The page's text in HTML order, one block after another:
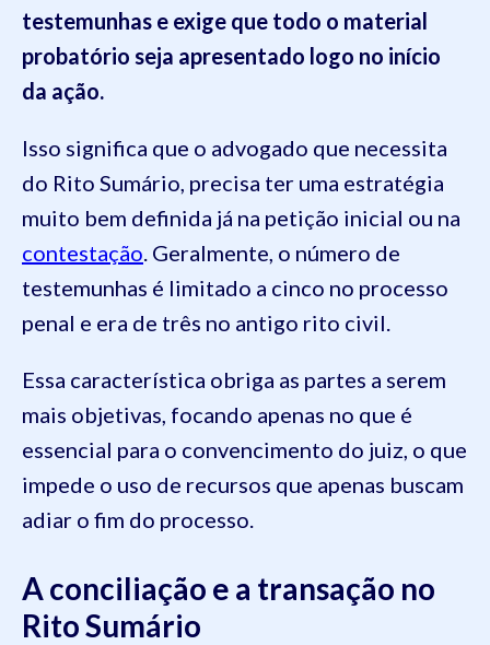
testemunhas e exige que todo o material
probatório seja apresentado logo no início
da ação.
Isso significa que o advogado que necessita
do Rito Sumário, precisa ter uma estratégia
muito bem definida já na petição inicial ou na
contestação. Geralmente, o número de
testemunhas é limitado a cinco no processo
penal e era de três no antigo rito civil.
Essa característica obriga as partes a serem
mais objetivas, focando apenas no que é
essencial para o convencimento do juiz, o que
impede o uso de recursos que apenas buscam
adiar o fim do processo.
A conciliação e a transação no
Rito Sumário